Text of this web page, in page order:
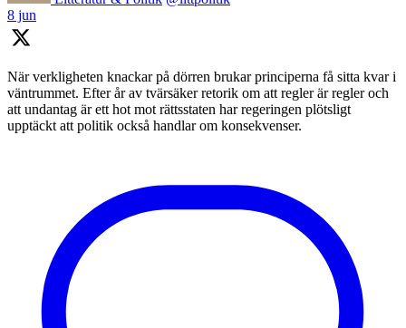
8 jun
När verkligheten knackar på dörren brukar principerna få sitta kvar i
väntrummet. Efter år av tvärsäker retorik om att regler är regler och
att undantag är ett hot mot rättsstaten har regeringen plötsligt
upptäckt att politik också handlar om konsekvenser.